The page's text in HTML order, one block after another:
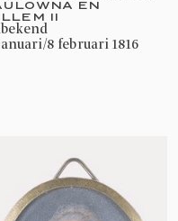
II
januari/8 februari 1816